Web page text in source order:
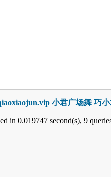
小君广场舞 巧
in 0.019747 second(s), 9